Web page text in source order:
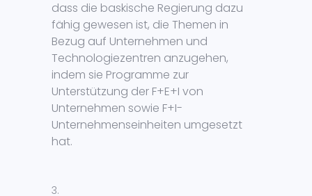
dass die baskische Regierung dazu
fähig gewesen ist, die Themen in
Bezug auf Unternehmen und
Technologiezentren anzugehen,
indem sie Programme zur
Unterstützung der F+E+I von
Unternehmen sowie F+I-
Unternehmenseinheiten umgesetzt
hat.